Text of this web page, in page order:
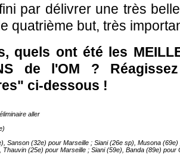
par délivrer une très
quatrième but, très
quels ont été les
de l'OM ?
ci-dessous !
aller
Sanson (32e) pour Marseille ; Siani (26e sp), Musona
(25e) pour Marseille ; Siani (59e), Banda (89e) pour